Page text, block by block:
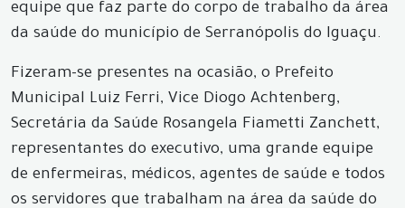
equipe que faz parte do corpo de trabalho da área
da saúde do município de Serranópolis do Iguaçu.
Fizeram-se presentes na ocasião, o Prefeito
Municipal Luiz Ferri, Vice Diogo Achtenberg,
Secretária da Saúde Rosangela Fiametti Zanchett,
representantes do executivo, uma grande equipe
de enfermeiras, médicos, agentes de saúde e todos
os servidores que trabalham na área da saúde do